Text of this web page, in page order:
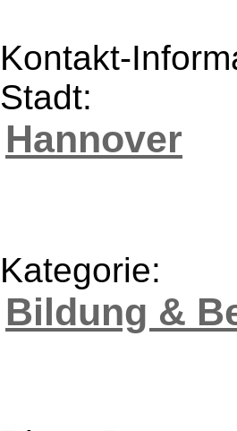
Kontakt-
Stadt:
Hannover
Kategorie:
Bildung &